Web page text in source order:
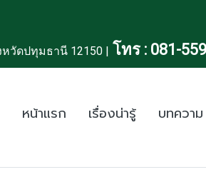
วัดปทุมธานี 12150 | โทร : 081-
หน้าแรก เรื่องน่ารู้ บทความ